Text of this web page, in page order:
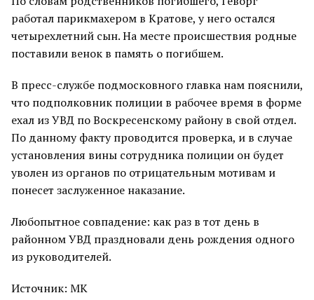
работал парикмахером в Кратове, у него остался
четырехлетний сын. На месте происшествия родные
поставили венок в память о погибшем.
В пресс-службе подмосковного главка нам пояснили,
что подполковник полиции в рабочее время в форме
ехал из УВД по Воскресенскому району в свой отдел.
По данному факту проводится проверка, и в случае
установления вины сотрудника полиции он будет
уволен из органов по отрицательным мотивам и
понесет заслуженное наказание.
Любопытное совпадение: как раз в тот день в
районном УВД праздновали день рождения одного
из руководителей.
Источник: МК